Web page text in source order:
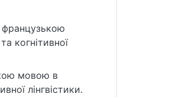
французькою
когнітивної
мовою в
лінгвістики.